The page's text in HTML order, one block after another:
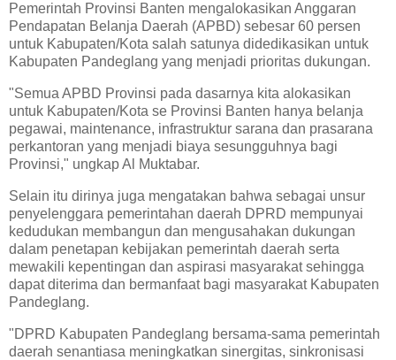
Pemerintah Provinsi Banten mengalokasikan Anggaran
Pendapatan Belanja Daerah (APBD) sebesar 60 persen
untuk Kabupaten/Kota salah satunya didedikasikan untuk
Kabupaten Pandeglang yang menjadi prioritas dukungan.
"Semua APBD Provinsi pada dasarnya kita alokasikan
untuk Kabupaten/Kota se Provinsi Banten hanya belanja
pegawai, maintenance, infrastruktur sarana dan prasarana
perkantoran yang menjadi biaya sesungguhnya bagi
Provinsi," ungkap Al Muktabar.
Selain itu dirinya juga mengatakan bahwa sebagai unsur
penyelenggara pemerintahan daerah DPRD mempunyai
kedudukan membangun dan mengusahakan dukungan
dalam penetapan kebijakan pemerintah daerah serta
mewakili kepentingan dan aspirasi masyarakat sehingga
dapat diterima dan bermanfaat bagi masyarakat Kabupaten
Pandeglang.
"DPRD Kabupaten Pandeglang bersama-sama pemerintah
daerah senantiasa meningkatkan sinergitas, sinkronisasi